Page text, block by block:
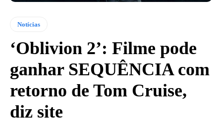
Notícias
‘Oblivion 2’: Filme pode
ganhar SEQUÊNCIA com
retorno de Tom Cruise,
diz site